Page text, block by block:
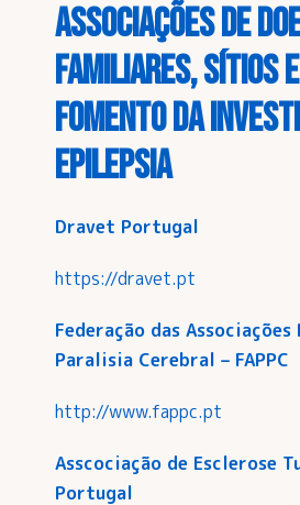
Associações de
familiares, sítios
fomentoda
epilepsia
Dravet Portugal
https://dravet.pt
Federação das
Paralisia Cerebral – FAPPC
http://www.fappc.pt
Asscociação de Esclerose
Portugal